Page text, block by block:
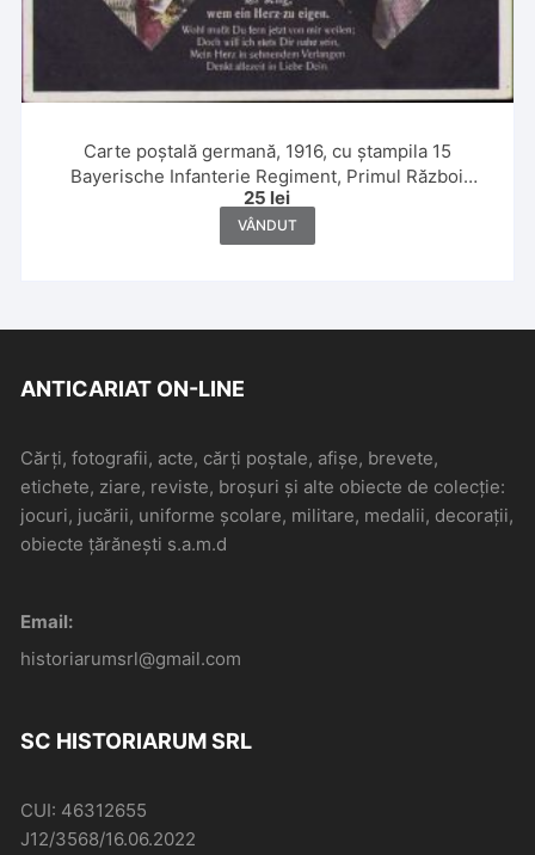
Carte poștală germană, 1916, cu ștampila 15
Bayerische Infanterie Regiment, Primul Război
Mondial
25 lei
VÂNDUT
ANTICARIAT ON-LINE
Cărți, fotografii, acte, cărți poștale, afișe, brevete,
etichete, ziare, reviste, broșuri și alte obiecte de colecție:
jocuri, jucării, uniforme școlare, militare, medalii, decorații,
obiecte țărănești s.a.m.d
Email:
historiarumsrl@gmail.com
SC HISTORIARUM SRL
CUI: 46312655
J12/3568/16.06.2022